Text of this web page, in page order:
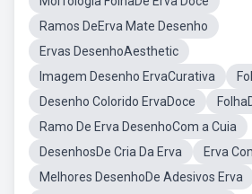
Ramos DeErva Mate Desenho
Ervas DesenhoAesthetic
Imagem Desenho ErvaCurativa
Desenho Colorido ErvaDoce
Ramo De Erva DesenhoCom a Cuia
DesenhosDe Cria Da Erva
Erva
Melhores DesenhoDe Adesivos Erva